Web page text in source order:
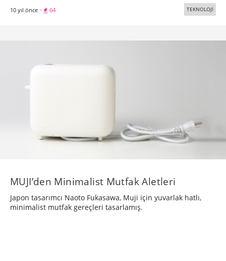
10 yıl önce · 64 TEKNOLOJİ
​MUJI’den Minimalist Mutfak Aletleri
Japon tasarımcı Naoto Fukasawa, Muji için yuvarlak hatlı,
minimalist mutfak gereçleri tasarlamış.